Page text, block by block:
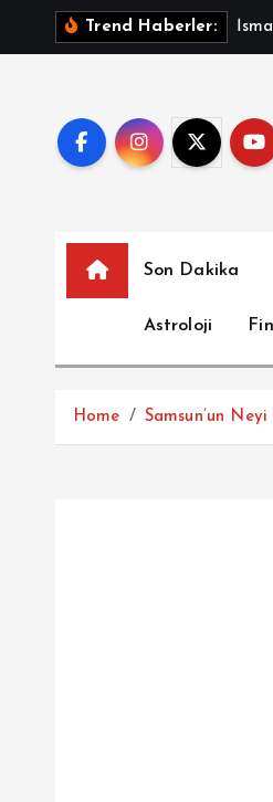
Trend Haberler: sma
Son Dakika
Astroloji
Home Samsun’un